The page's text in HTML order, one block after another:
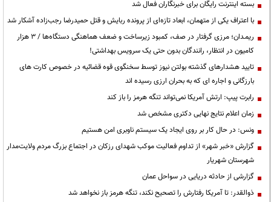
بسته اینترنت رایگان برای خبرنگاران فعال شد
با اعتراف یکی از متهمان، ابعاد تازه‌ای از پرونده ربایش و قتل حمیدرضا رجب‌زاده آشکار شد
ریمـدان؛ مرزی گرفتار در صف، کمبود زیرساخت و ضعف هماهنگی دستگاه‌ها / ۳ هزار
کامیون در انتظار، رانندگان بدون حتی یک سرویس بهداشتی!
تایید هشدارهای گذشته بولتن نیوز توسط سخنگوی قوه قضائیه در خصوص کارت های
بارزگانی و اجاره ای که به بحران ارزی رسیده اند
رابرت پیپ: ارتش آمریکا نمی‌تواند تنگه هرمز را باز کند
زمان اعلام نتایج نهایی دکتری مشخص شد
ونس: در حال کار بر روی ایجاد یک سیستم ناوبری امن هستیم
گزارش «خبر شهر» از تداوم فعالیت موکب شهدای رزکان در اجتماع بزرگ مردم ولایت‌مدار
شهرستان شهریار
گزارشی از حادثه دریایی در سواحل عمان
ذوالقدر: تا آمریکا رفتارش را تصحیح نکند، تنگه هرمز باز نخواهد شد